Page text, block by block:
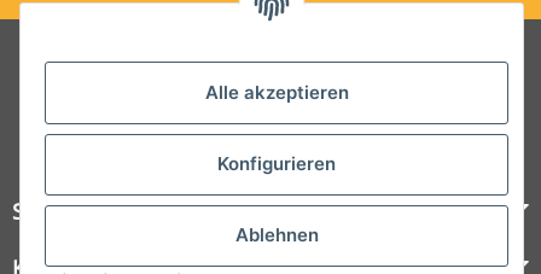
Alle akzeptieren
Konfigurieren
Ablehnen
Folgt uns auf Social Media
Steelboxx
Kundenservice